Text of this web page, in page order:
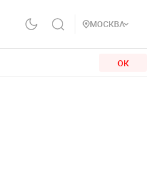
МОСКВА
ОК